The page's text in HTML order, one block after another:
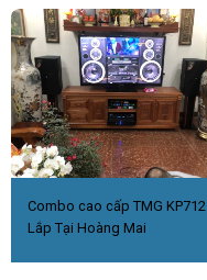
Combo cao cấp TMG KP712
Lắp Tại Hoàng Mai